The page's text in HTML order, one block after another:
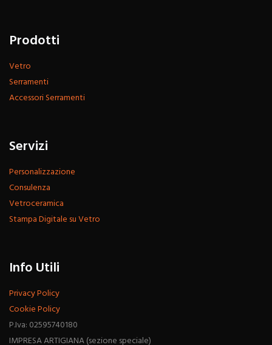
Prodotti
Vetro
Serramenti
Accessori Serramenti
Servizi
Personalizzazione
Consulenza
Vetroceramica
Stampa Digitale su Vetro
Info Utili
Privacy Policy
Cookie Policy
P.Iva: 02595740180
IMPRESA ARTIGIANA (sezione speciale)